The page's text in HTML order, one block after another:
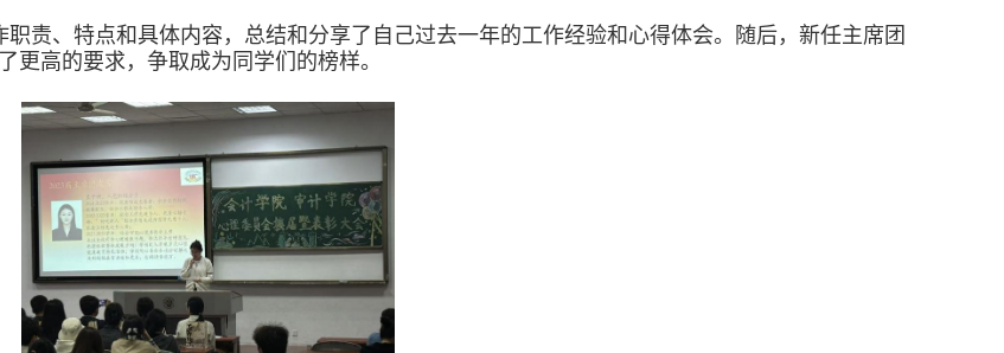
责、特点和具体内容，总结和分享了自己过去一年的工作经验和心得体会。
随后，新任主席团
了 更高的要求，争取成为同学们的榜样。